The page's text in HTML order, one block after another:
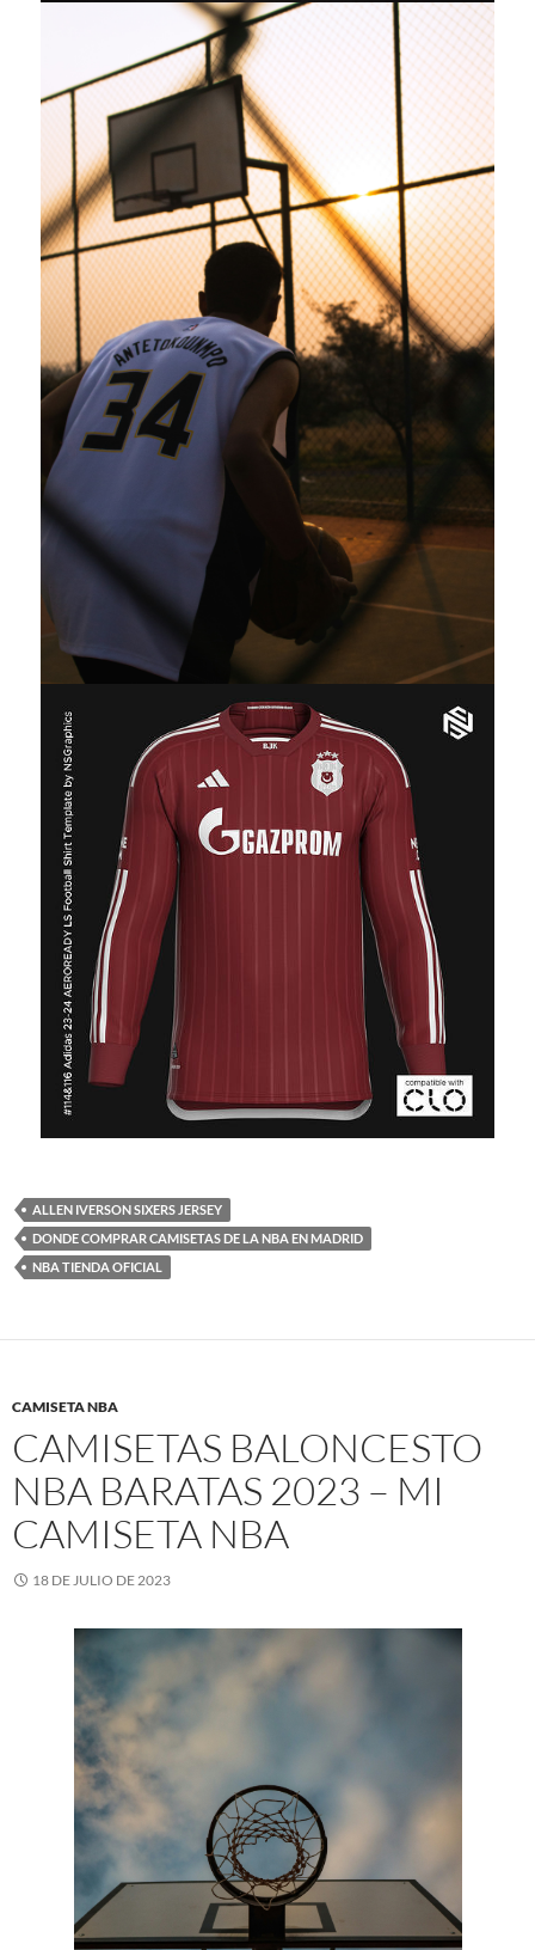
ALLEN IVERSON SIXERS JERSEY
DONDE COMPRAR CAMISETAS DE LA NBA EN MADRID
NBA TIENDA OFICIAL
CAMISETA NBA
CAMISETAS BALONCESTO
NBA BARATAS 2023 – MI
CAMISETA NBA
18 DE JULIO DE 2023